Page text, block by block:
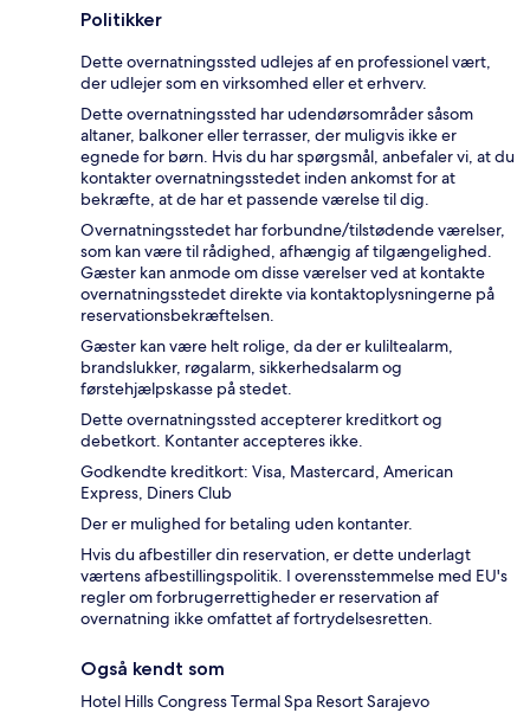
Politikker
Dette overnatningssted udlejes af en professionel vært,
der udlejer som en virksomhed eller et erhverv.
Dette overnatningssted har udendørsområder såsom
altaner, balkoner eller terrasser, der muligvis ikke er
egnede for børn. Hvis du har spørgsmål, anbefaler vi, at du
kontakter overnatningsstedet inden ankomst for at
bekræfte, at de har et passende værelse til dig.
Overnatningsstedet har forbundne/tilstødende værelser,
som kan være til rådighed, afhængig af tilgængelighed.
Gæster kan anmode om disse værelser ved at kontakte
overnatningsstedet direkte via kontaktoplysningerne på
reservationsbekræftelsen.
Gæster kan være helt rolige, da der er kuliltealarm,
brandslukker, røgalarm, sikkerhedsalarm og
førstehjælpskasse på stedet.
Dette overnatningssted accepterer kreditkort og
debetkort. Kontanter accepteres ikke.
Godkendte kreditkort: Visa, Mastercard, American
Express, Diners Club
Der er mulighed for betaling uden kontanter.
Hvis du afbestiller din reservation, er dette underlagt
værtens afbestillingspolitik. I overensstemmelse med EU's
regler om forbrugerrettigheder er reservation af
overnatning ikke omfattet af fortrydelsesretten.
Også kendt som
Hotel Hills Congress Termal Spa Resort Sarajevo